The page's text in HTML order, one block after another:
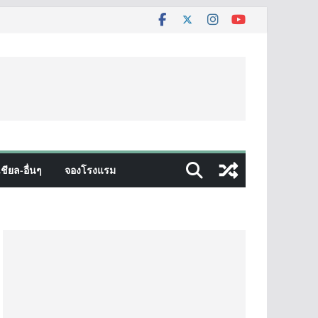
ยล-อื่นๆ จองโรงแรม